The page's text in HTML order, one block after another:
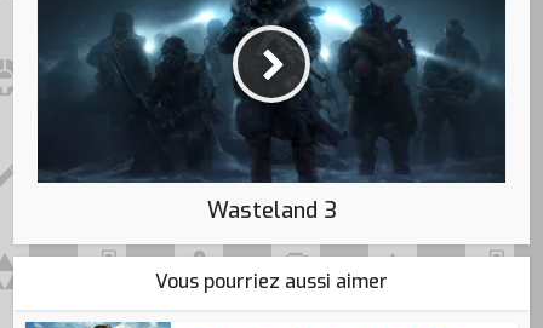
Wasteland 3
Vous pourriez aussi aimer